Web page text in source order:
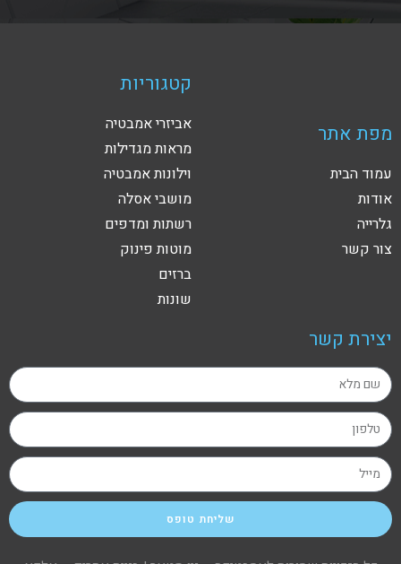
מפת אתר
עמוד הבית
אודות
גלרייה
צור קשר
קטגוריות
אביזרי אמבטיה
מראות מגדילות
וילונות אמבטיה
מושבי אסלה
רשתות ומדפים
מוטות פינוק
ברזים
שונות
יצירת קשר
שליחת טופס